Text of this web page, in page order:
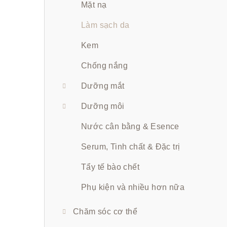
Mặt nạ
Làm sạch da
Kem
Chống nắng
Dưỡng mắt
Dưỡng môi
Nước cân bằng & Esence
Serum, Tinh chất & Đặc trị
Tẩy tế bào chết
Phụ kiện và nhiều hơn nữa
Chăm sóc cơ thể